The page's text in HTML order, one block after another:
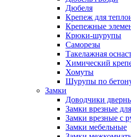
Дюбеля
Крепеж для
Крепежные
Крюки-шурупы
Саморезы
Такелажная
Химический
Хомуты
Шурупы по
Замки
Доводчики
Замки врезные
Замки врезные с
Замки мебельные